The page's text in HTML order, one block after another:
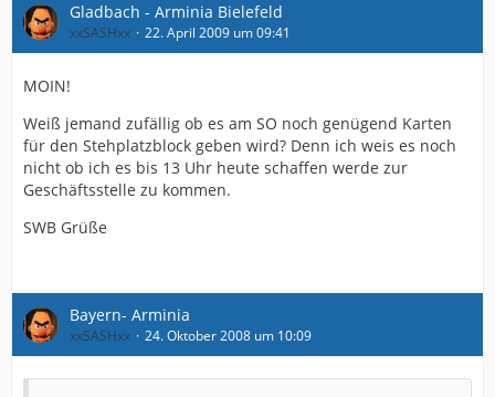
Gladbach - Arminia Bielefeld
xxSASHxx 22. April 2009 um 09:41
MOIN!
Weiß jemand zufällig ob es am SO noch genügend Karten
für den Stehplatzblock geben wird? Denn ich weis es noch
nicht ob ich es bis 13 Uhr heute schaffen werde zur
Geschäftsstelle zu kommen.
SWB Grüße
Bayern- Arminia
xxSASHxx 24. Oktober 2008 um 10:09